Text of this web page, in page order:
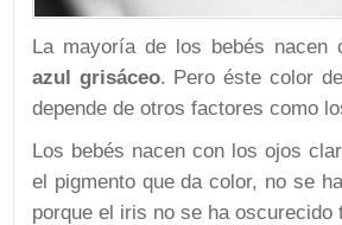
La mayoría de los bebés nacen
azul grisáceo. Pero éste color
depende de otros factores como
Los bebés nacen con los ojos
el pigmento que da color, no se
porque el iris no se ha oscurecido